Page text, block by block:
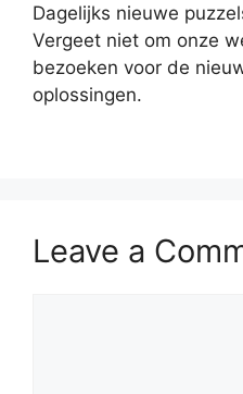
Dagelijks nieuwe
Vergeet niet om onze
bezoeken voor de
oplossingen.
Leave a